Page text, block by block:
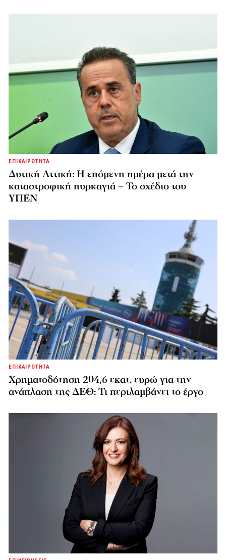
ΕΠΙΚΑΙΡΟΤΗΤΑ
Δυτική Αττική: Η επόμενη ημέρα μετά την
καταστροφική πυρκαγιά – Το σχέδιο του
ΥΠΕΝ
ΕΠΙΚΑΙΡΟΤΗΤΑ
Χρηματοδότηση 204,6 εκατ. ευρώ για την
ανάπλαση της ΔΕΘ: Τι περιλαμβάνει το έργο